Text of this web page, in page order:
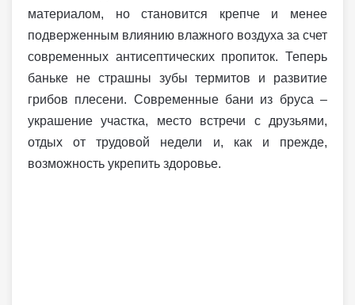
материалом, но становится крепче и менее
подверженным влиянию влажного воздуха за счет
современных антисептических пропиток. Теперь
баньке не страшны зубы термитов и развитие
грибов плесени. Современные бани из бруса –
украшение участка, место встречи с друзьями,
отдых от трудовой недели и, как и прежде,
возможность укрепить здоровье.